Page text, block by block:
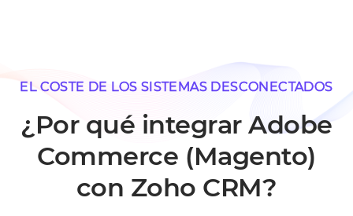
EL COSTE DE LOS SISTEMAS DESCONECTADOS
¿Por qué integrar Adobe
Commerce (Magento)
con Zoho CRM?